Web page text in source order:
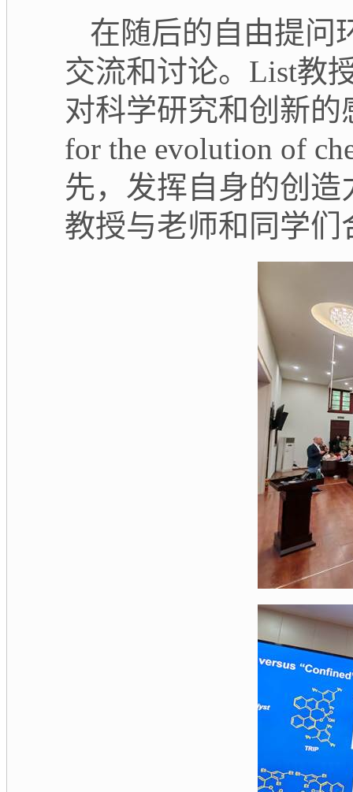
在随后的自由提问
交流和讨论。 List教
对科学研究和创新的
for the evolution of
先，发挥自身的创
教授与老师和同学们